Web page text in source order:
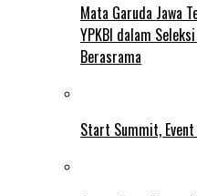
Mata Garuda Jawa
YPKBI dalam
Berasrama
Start Summit,